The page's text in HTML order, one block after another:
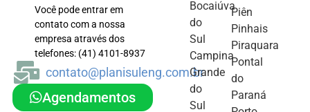
Você pode entrar em
contato com a nossa
empresa através dos
telefones: (41) 4101-8937
contato@planisuleng.com.br
Agendamentos
Bocaiúva
do
Sul
Campina
Grande
do
Sul
Piên
Pinhais
Piraquara
Pontal
do
Paraná